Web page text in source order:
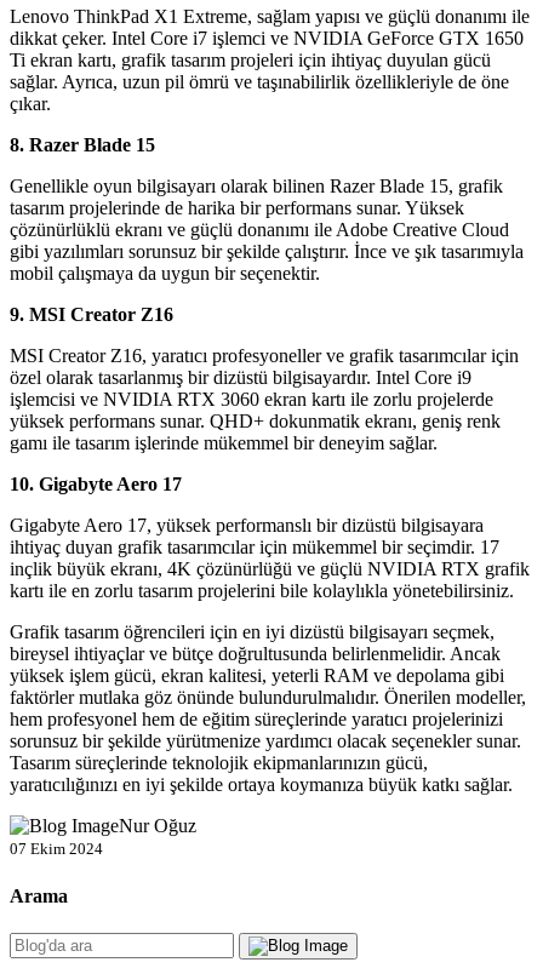
Lenovo ThinkPad X1 Extreme, sağlam yapısı ve güçlü donanımı ile
dikkat çeker. Intel Core i7 işlemci ve NVIDIA GeForce GTX 1650
Ti ekran kartı, grafik tasarım projeleri için ihtiyaç duyulan gücü
sağlar. Ayrıca, uzun pil ömrü ve taşınabilirlik özellikleriyle de öne
çıkar.
8. Razer Blade 15
Genellikle oyun bilgisayarı olarak bilinen Razer Blade 15, grafik
tasarım projelerinde de harika bir performans sunar. Yüksek
çözünürlüklü ekranı ve güçlü donanımı ile Adobe Creative Cloud
gibi yazılımları sorunsuz bir şekilde çalıştırır. İnce ve şık tasarımıyla
mobil çalışmaya da uygun bir seçenektir.
9. MSI Creator Z16
MSI Creator Z16, yaratıcı profesyoneller ve grafik tasarımcılar için
özel olarak tasarlanmış bir dizüstü bilgisayardır. Intel Core i9
işlemcisi ve NVIDIA RTX 3060 ekran kartı ile zorlu projelerde
yüksek performans sunar. QHD+ dokunmatik ekranı, geniş renk
gamı ile tasarım işlerinde mükemmel bir deneyim sağlar.
10. Gigabyte Aero 17
Gigabyte Aero 17, yüksek performanslı bir dizüstü bilgisayara
ihtiyaç duyan grafik tasarımcılar için mükemmel bir seçimdir. 17
inçlik büyük ekranı, 4K çözünürlüğü ve güçlü NVIDIA RTX grafik
kartı ile en zorlu tasarım projelerini bile kolaylıkla yönetebilirsiniz.
Grafik tasarım öğrencileri için en iyi dizüstü bilgisayarı seçmek,
bireysel ihtiyaçlar ve bütçe doğrultusunda belirlenmelidir. Ancak
yüksek işlem gücü, ekran kalitesi, yeterli RAM ve depolama gibi
faktörler mutlaka göz önünde bulundurulmalıdır. Önerilen modeller,
hem profesyonel hem de eğitim süreçlerinde yaratıcı projelerinizi
sorunsuz bir şekilde yürütmenize yardımcı olacak seçenekler sunar.
Tasarım süreçlerinde teknolojik ekipmanlarınızın gücü,
yaratıcılığınızı en iyi şekilde ortaya koymanıza büyük katkı sağlar.
Nur Oğuz
07 Ekim 2024
Arama